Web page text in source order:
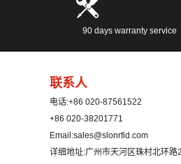
90 days warranty service
联系人
电话:+86 020-87561522
+86 020-38201771
Email:sales@slonrfid.com
详细地址:广州市天河区珠村北环